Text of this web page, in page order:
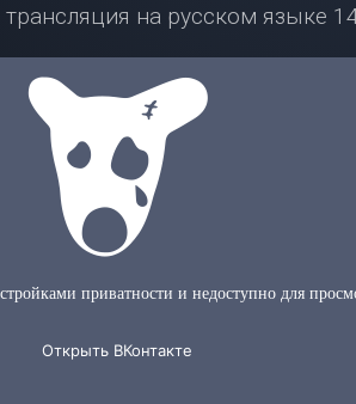
на русском языке